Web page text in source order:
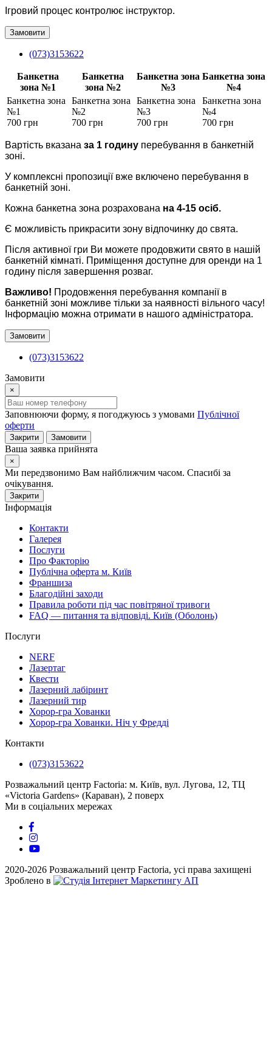
Ігровий процес контролює інструктор.
Замовити
(073)3153622
Банкетна
зона №1
Банкетна
зона №2
Банкетна зона
№3
Банкетна зона
№4
Банкетна зона
№1
700 грн
Банкетна зона
№2
700 грн
Банкетна зона
№3
700 грн
Банкетна зона
№4
700 грн
Вартість вказана за 1 годину перебування в банкетній
зоні.
У комплексні пропозиції вже включено перебування в
банкетній зоні.
Кожна банкетна зона розрахована на 4-15 осіб.
Є можливість прикрасити зону відпочинку до свята.
Після активної гри Ви можете продовжити свято в нашій
банкетній кімнаті. Приміщення доступне для оренди на 1
годину після завершення розваг.
Важливо! Продовження перебування компанії в
банкетній зоні можливе тільки за наявності вільного часу!
Інформацію можна отримати в нашого адміністратора.
Замовити
(073)3153622
Замовити
×
Заповнюючи форму, я погоджуюсь з умовами Публічної
оферти
Закрити Замовити
Ваша заявка прийнята
×
Ми передзвонимо Вам найближчим часом. Спасибі за
очікування.
Закрити
Інформація
Контакти
Галерея
Послуги
Про Факторію
Публічна оферта м. Київ
Франшиза
Благодійні заходи
Правила роботи під час повітряної тривоги
FAQ — питання та відповіді. Київ (Оболонь)
Послуги
NERF
Лазертаг
Квести
Лазерний лабіринт
Лазерний тир
Хорор-гра Хованки
Хорор-гра Хованки. Ніч у Фредді
Контакти
(073)3153622
Розважальний центр Factoria: м. Київ, вул. Лугова, 12, ТЦ
«Victoria Gardens» (Караван), 2 поверх
Ми в соціальних мережах
2020-2026 Розважальний центр Factoria, усі права захищені
Зроблено в